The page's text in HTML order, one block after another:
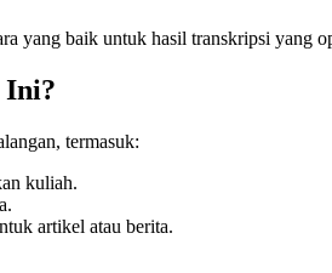
yang baik untuk hasil transkripsi yang
Ini?
termasuk:
kuliah.
artikel atau berita.